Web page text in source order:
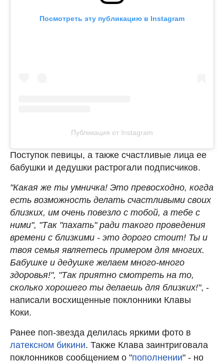
Посмотреть эту публикацию в Instagram
Публикация от Instagram
Поступок певицы, а также счастливые лица ее
бабушки и дедушки растрогали подписчиков.
"Какая же ты умничка! Это превосходно, когда
есть возможность делать счастливыми своих
близких, им очень повезло с тобой, а тебе с
ними", "Так "пахать" ради такого проведения
времени с близкими - это дорого стоит! Ты и
твоя семья являетесь примером для многих.
Бабушке и дедушке желаем много-много
здоровья!", "Так приятно смотреть на то,
сколько хорошего ты делаешь для близких!", -
написали восхищенные поклонники Клавы
Коки.
Ранее поп-звезда делилась яркими фото в
латексном бикини. Также Клава заинтриговала
поклонников сообщением о "пополнении" - но